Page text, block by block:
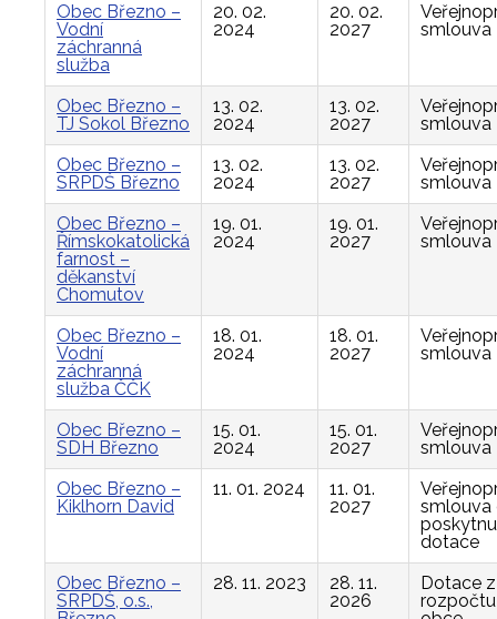
Obec Březno –
Vodní
záchranná
služba
20. 02.
2024
20. 02.
2027
smlouva
Obec Březno –
TJ Sokol Březno
13. 02.
2024
13. 02.
2027
smlouva
Obec Březno –
SRPDŠ Březno
13. 02.
2024
13. 02.
2027
smlouva
Obec Březno –
Římskokatolická
farnost –
děkanství
Chomutov
19. 01.
2024
19. 01.
2027
smlouva
Obec Březno –
Vodní
záchranná
služba ČČK
18. 01.
2024
18. 01.
2027
smlouva
Obec Březno –
SDH Březno
15. 01.
2024
15. 01.
2027
smlouva
Obec Březno –
Kiklhorn David
11. 01. 2024
11. 01.
2027
smlouva
dotace
Obec Březno –
SRPDŠ, o.s.,
28. 11. 2023
28. 11.
2026
Dotace z
rozpočtu